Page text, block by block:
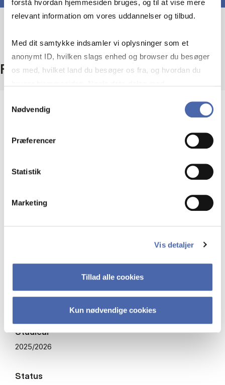
forstå hvordan hjemmesiden bruges, og til at vise mere
relevant information om vores uddannelser og tilbud.
Med dit samtykke indsamler vi oplysninger som et
anonymt ID, hvilken slags enhed og browser du besøger
os med, hvilket land du besøger os fra, og hvordan du
markedsføring. Du bestemmer selv - og kan altid trække
Nødvendig
Præferencer
Statistik
Marketing
Vis detaljer
Tillad alle cookies
Kun nødvendige cookies
Fakta
Niveau
Obligatorisk fag
ECTS
Studieår
2025/2026
Status